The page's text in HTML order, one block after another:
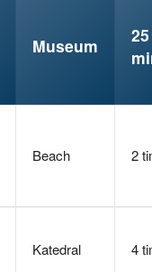
Museum
25
Beach 2
Katedral 4